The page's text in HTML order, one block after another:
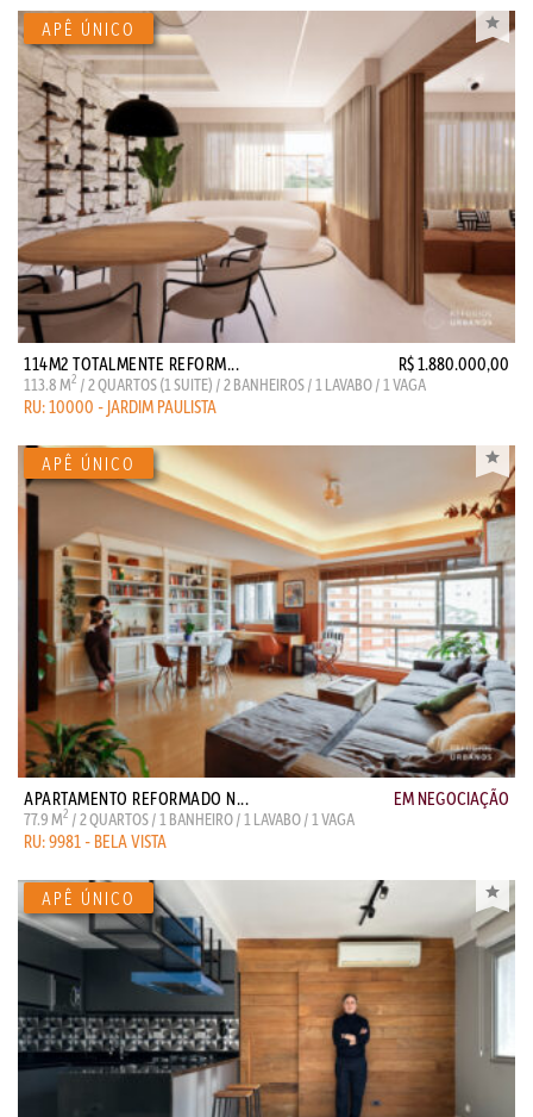
114M2 TOTALMENTE REFORM... R$ 1.880.000,00
113.8 M2 / 2 QUARTOS (1 SUITE) / 2 BANHEIROS / 1 LAVABO / 1 VAGA
RU: 10000 - JARDIM PAULISTA
APARTAMENTO REFORMADO N... EM NEGOCIAÇÃO
77.9 M2 / 2 QUARTOS / 1 BANHEIRO / 1 LAVABO / 1 VAGA
RU: 9981 - BELA VISTA